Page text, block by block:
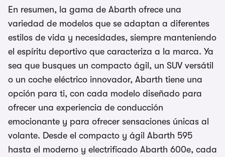
En resumen, la gama de Abarth ofrece una
variedad de modelos que se adaptan a diferentes
estilos de vida y necesidades, siempre manteniendo
el espíritu deportivo que caracteriza a la marca. Ya
sea que busques un compacto ágil, un SUV versátil
o un coche eléctrico innovador, Abarth tiene una
opción para ti, con cada modelo diseñado para
ofrecer una experiencia de conducción
emocionante y para ofrecer sensaciones únicas al
volante. Desde el compacto y ágil Abarth 595
hasta el moderno y electrificado Abarth 600e, cada